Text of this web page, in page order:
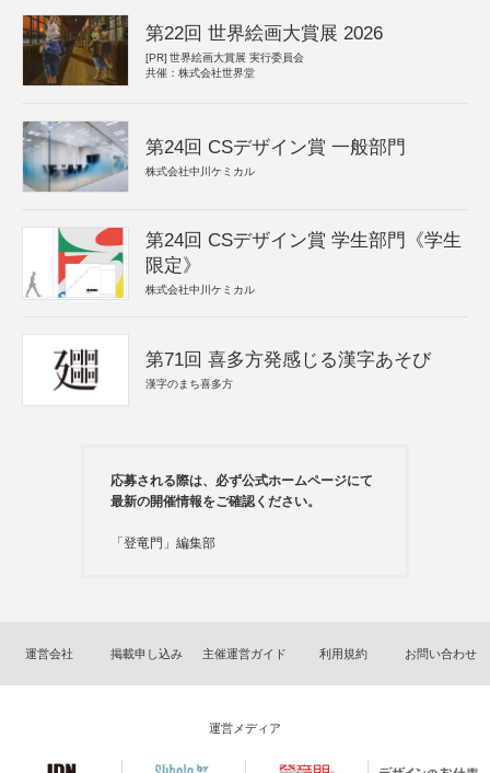
第22回 世界絵画大賞展 2026
[PR] 世界絵画大賞展 実行委員会
共催：株式会社世界堂
第24回 CSデザイン賞 一般部門
株式会社中川ケミカル
第24回 CSデザイン賞 学生部門《学生
限定》
株式会社中川ケミカル
第71回 喜多方発感じる漢字あそび
漢字のまち喜多方
応募される際は、必ず公式ホームページにて
最新の開催情報をご確認ください。
「登竜門」編集部
運営会社 掲載申し込み 主催運営ガイド 利用規約 お問い合わせ
運営メディア